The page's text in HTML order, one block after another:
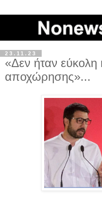
23.11.23
«Δεν ήταν
αποχώρησης»...